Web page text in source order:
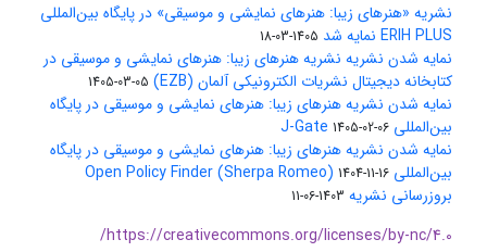
نشریه «هنرهای زیبا: هنرهای نمایشی و موسیقی» در پایگاه بین‌المللی
ERIH PLUS نمایه شد
1405-03-18
نمایه شدن نشریه نشریه هنرهای زیبا: هنرهای نمایشی و موسیقی در
کتابخانه دیجیتال نشریات الکترونیکی آلمان (EZB)
1405-03-05
نمایه شدن نشریه هنرهای زیبا: هنرهای نمایشی و موسیقی در پایگاه
بین‌المللی J-Gate 1405-02-06
نمایه شدن نشریه هنرهای زیبا: هنرهای نمایشی و موسیقی در پایگاه
بین‌المللی Open Policy Finder (Sherpa Romeo) 1404-11-16
بروزرسانی نشریه 1403-06-11
https://creativecommons.org/licenses/by-nc/4.0/